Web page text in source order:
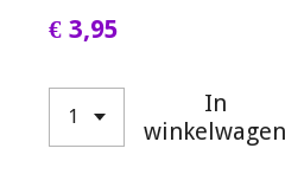
€ 3,95
In
winkelwagen